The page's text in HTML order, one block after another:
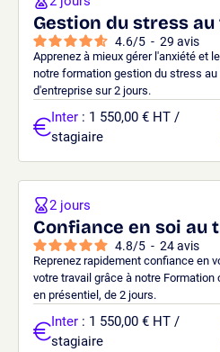
Gestion du stress au
4.6/5 - 29 avis
Apprenez à mieux gérer l'anxiété et
notre formation gestion du stress au
d'entreprise sur 2 jours.
Inter : 1 550,00 € HT /
stagiaire
Confiance en soi au
4.8/5 - 24avis
Reprenez rapidement confiance en
votre travail grâce à notre
en présentiel, de 2 jours.
2 jours
Inter : 1 550,00 € HT /
stagiaire